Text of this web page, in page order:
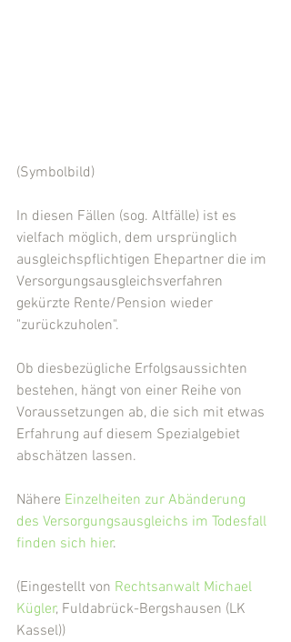
(Symbolbild)
In diesen Fällen (sog. Altfälle) ist es
vielfach möglich, dem ursprünglich
ausgleichspflichtigen Ehepartner die im
Versorgungsausgleichsverfahren
gekürzte Rente/Pension wieder
"zurückzuholen".
Ob diesbezügliche Erfolgsaussichten
bestehen, hängt von einer Reihe von
Voraussetzungen ab, die sich mit etwas
Erfahrung auf diesem Spezialgebiet
abschätzen lassen.
Nähere Einzelheiten zur Abänderung
des Versorgungsausgleichs im Todesfall
finden sich hier.
(Eingestellt von Rechtsanwalt Michael
Kügler, Fuldabrück-Bergshausen (LK
Kassel))